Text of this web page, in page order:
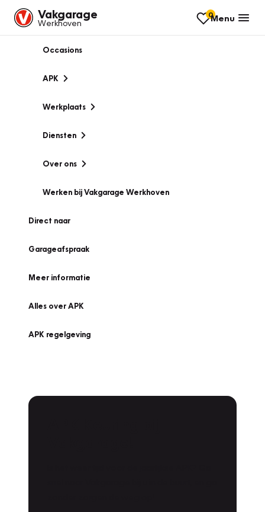
Vakgarage
Werkhoven
0Menu
Occasions
APK
Werkplaats
Diensten
Over ons
Werken bij Vakgarage Werkhoven
Direct naar
Garageafspraak
Meer informatie
Alles over APK
APK regelgeving